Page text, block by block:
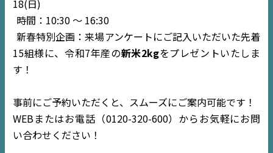
18(日)
時間：10:30 〜 16:30
新春特別企画：来場アンケートにご記入いただいた先着
15組様に、令和7年産の新米2kgをプレゼントいたしま
す！
事前にご予約いただくと、スムーズにご案内可能です！
WEBまたはお電話（0120-320-600）からお気軽にお問
い合わせください！